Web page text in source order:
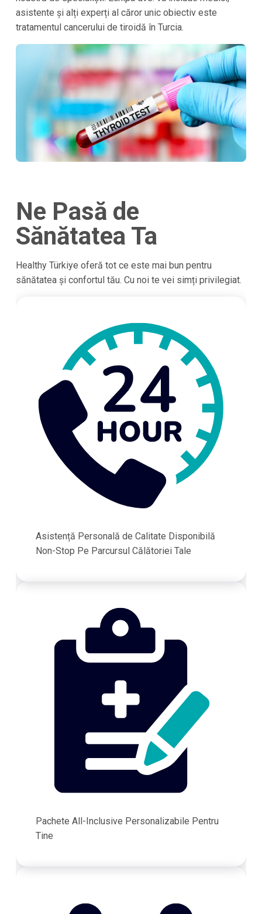
asistente și alți experți al căror unic obiectiv este
tratamentul cancerului de tiroidă în Turcia.
Ne Pasă de
Sănătatea Ta
Healthy Türkiye oferă tot ce este mai bun pentru
sănătatea și confortul tău. Cu noi te vei simți privilegiat.
Asistență Personală de Calitate Disponibilă
Non-Stop Pe Parcursul Călătoriei Tale
Pachete All-Inclusive Personalizabile Pentru
Tine